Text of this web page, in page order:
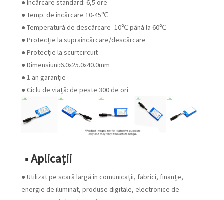
● Încărcare standard: 6,5 ore
● Temp. de încărcare 10-45℃
● Temperatură de descărcare -10℃ până la 60℃
● Protecție la supraîncărcare/descărcare
● Protecție la scurtcircuit
● Dimensiuni:6.0x25.0x40.0mm
● 1 an garanție
● Ciclu de viață: de peste 300 de ori
■ Aplicaţii
● Utilizat pe scară largă în comunicații, fabrici, finanțe,
energie de iluminat, produse digitale, electronice de